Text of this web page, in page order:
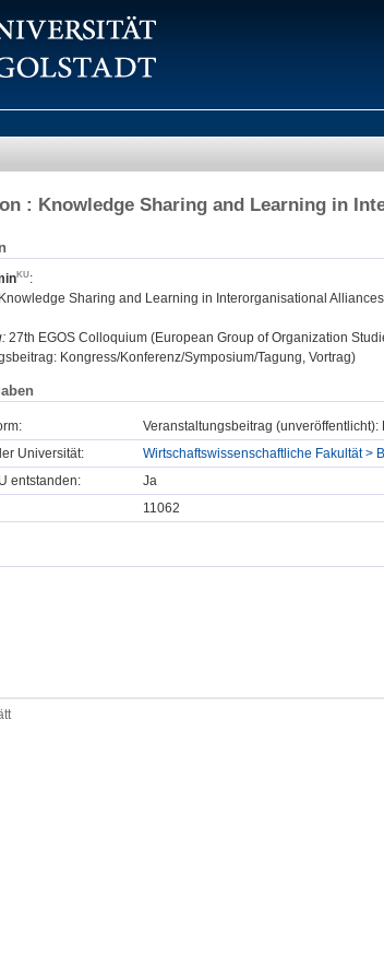
: Knowledge Sharing and Learning in
:
Sharing and Learning in Interorganisational
27th EGOS Colloquium (European Group of Organization
Kongress/Konferenz/Symposium/Tagung, Vortrag)
Veranstaltungsbeitrag
Universität:
Wirtschaftswissenschaftliche Fakultät >
entstanden:
Ja
11062